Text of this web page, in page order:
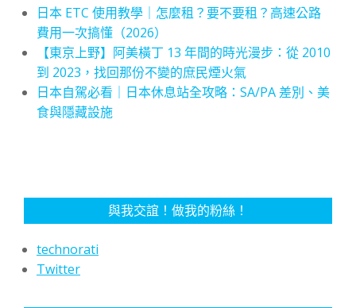
日本 ETC 使用教學｜怎麼租？要不要租？高速公路
費用一次搞懂（2026）
【東京上野】阿美橫丁 13 年間的時光漫步：從 2010
到 2023，找回那份不變的庶民煙火氣
日本自駕必看｜日本休息站全攻略：SA/PA 差別、美
食與隱藏設施
與我交誼！做我的粉絲！
technorati
Twitter